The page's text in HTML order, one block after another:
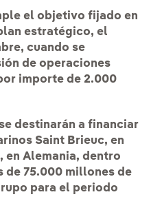
el objetivo fijado en
estratégico, el
cuando se
de operaciones
importe de 2.000
destinarán a financiar
Saint Brieuc, en
en Alemania, dentro
de 75.000 millones de
para el periodo